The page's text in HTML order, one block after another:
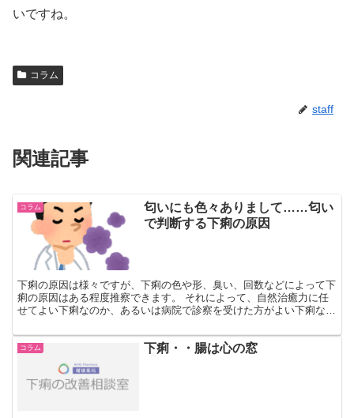
いですね。
コラム
staff
関連記事
コラム
匂いにも色々ありまして……匂い
で判断する下痢の原因
下痢の原因は様々ですが、下痢の色や形、臭い、回数などによって下
痢の原因はある程度推察できます。 それによって、自然治癒力に任
せてよい下痢なのか、あるいは病院で診察を受けた方がよい下痢なの
コラム 下痢・・腸は心の窓